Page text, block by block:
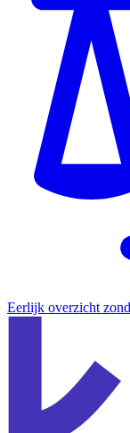
Eerlijk overzicht